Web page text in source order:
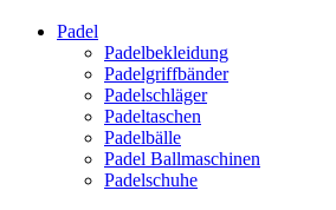
Padel
Padelbekleidung
Padelgriffbänder
Padelschläger
Padeltaschen
Padelbälle
Padel Ballmaschinen
Padelschuhe